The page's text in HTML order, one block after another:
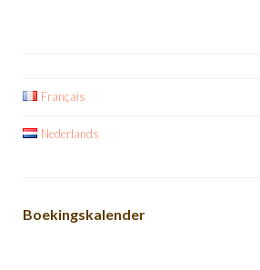
Français
Nederlands
Boekingskalender